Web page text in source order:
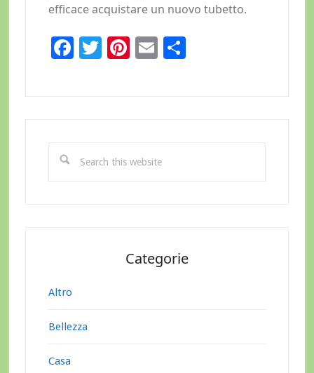
efficace acquistare un nuovo tubetto.
Facebook
Twitter
Pinterest
EmailCondividi
this
Categorie
Altro
Bellezza
Casa